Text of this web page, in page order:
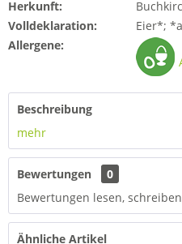
Herkunft:
Volldeklaration:
Eier*;
Allergene:
Beschreibung
mehr
Bewertungen
0
Bewertungen lesen,
Ähnliche Artikel